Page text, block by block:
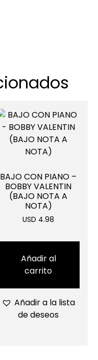
BAJO CON PIANO –
BOBBY VALENTIN
(BAJO NOTA A
NOTA)
USD 4.98
Añadir al
carrito
Añadir a la lista
de deseos